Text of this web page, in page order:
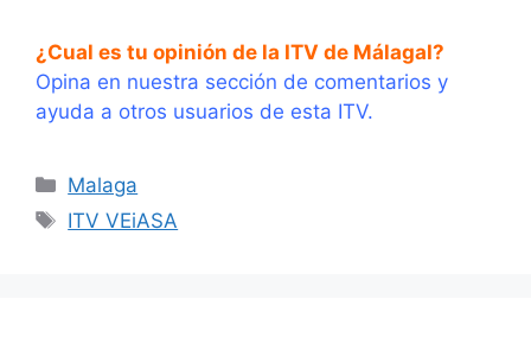
¿Cual es tu opinión de la ITV de MálagaI?
Opina en nuestra sección de comentarios y
ayuda a otros usuarios de esta ITV.
Categorías
Malaga
Etiquetas
ITV VEiASA